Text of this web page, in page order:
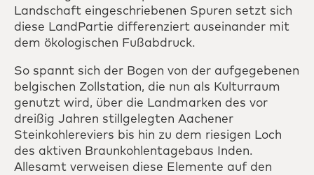
Landschaft eingeschriebenen Spuren setzt sich
diese LandPartie differenziert auseinander mit
dem ökologischen Fußabdruck.
So spannt sich der Bogen von der aufgegebenen
belgischen Zollstation, die nun als Kulturraum
genutzt wird, über die Landmarken des vor
dreißig Jahren stillgelegten Aachener
Steinkohlereviers bis hin zu dem riesigen Loch
des aktiven Braunkohlentagebaus Inden.
Allesamt verweisen diese Elemente auf den